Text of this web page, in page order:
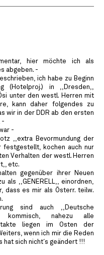
hier möchte ich als
abgeben. -
ich habe zu Beginn
(Hotelproj.) in ,,Dresden,,
unter den westl. Herren mit
kann daher folgendes zu
wir in der DDR ab den ersten
-
-
,,extra Bevormundung der
festgestellt, kochen auch nur
Verhalten der westl. Herren
etc.
gegenüber ihrer Neuen
als ,,GENERELL,, einordnen,
dass es mir als Österr. teilw.
sind auch ,,Deutsche
kommisch, nahezu alle
liegen im Osten der
wenn ich mir die Reden
hat sich nicht´s geändert !!!